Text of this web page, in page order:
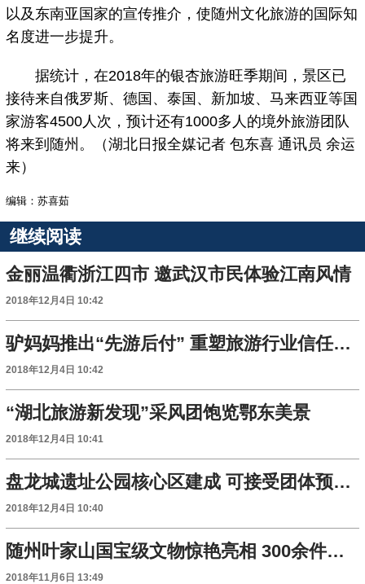
以及东南亚国家的宣传推介，使随州文化旅游的国际知
名度进一步提升。
据统计，在2018年的银杏旅游旺季期间，景区已
接待来自俄罗斯、德国、泰国、新加坡、马来西亚等国
家游客4500人次，预计还有1000多人的境外旅游团队
将来到随州。（湖北日报全媒记者 包东喜 通讯员 余运
来）
编辑：苏喜茹
继续阅读
金丽温衢浙江四市 邀武汉市民体验江南风情
2018年12月4日 10:42
驴妈妈推出“先游后付” 重塑旅游行业信任体系
2018年12月4日 10:42
“湖北旅游新发现”采风团饱览鄂东美景
2018年12月4日 10:41
盘龙城遗址公园核心区建成 可接受团体预约参观
2018年12月4日 10:40
随州叶家山国宝级文物惊艳亮相 300余件文物首次展出
2018年11月6日 13:49